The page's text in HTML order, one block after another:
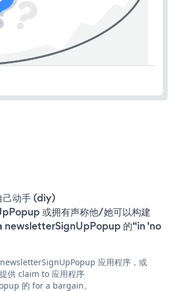
己动手 (diy)
或拥有声称他/她可以构建
的“in 'no
应用程序，或
供 claim to 应用程序
的 for a bargain。